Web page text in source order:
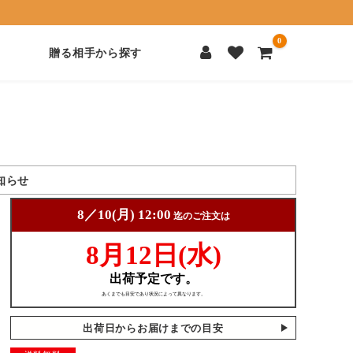
贈る相手から探す
0
らせ
出荷日からお届けまでの目安